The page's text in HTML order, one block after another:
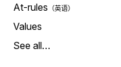
At-rules
Values
See all…